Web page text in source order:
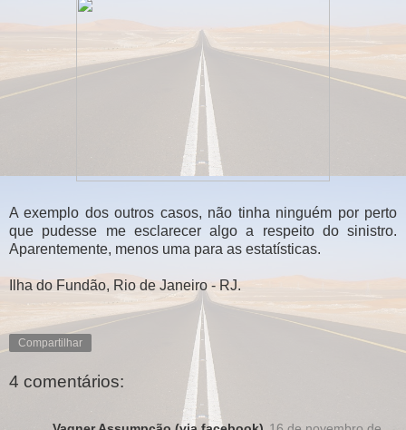
A exemplo dos outros casos, não tinha ninguém por perto
que pudesse me esclarecer algo a respeito do sinistro.
Aparentemente, menos uma para as estatísticas.
Ilha do Fundão, Rio de Janeiro - RJ.
Compartilhar
4 comentários: